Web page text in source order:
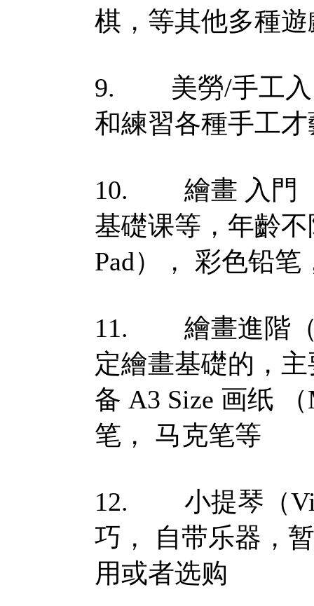
棋，等其他多種
9. 美勞/手工入
和練習各種手工
10. 繪畫 入門（
基礎课等，年齡
Pad）， 彩色铅
11. 繪畫進階（
定繪畫基礎的，
备 A3 Size 画纸
笔， 马克笔等
12. 小提琴（
巧， 自带乐器，
用或者选购